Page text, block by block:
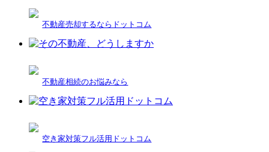
不動産売却するならドットコム
不動産相続のお悩みなら
空き家対策フル活用ドットコム